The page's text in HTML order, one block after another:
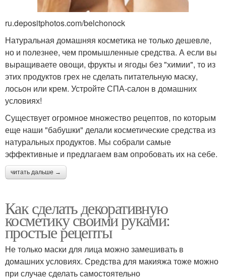
ru.depositphotos.com/belchonock
Натуральная домашняя косметика не только дешевле,
но и полезнее, чем промышленные средства. А если вы
выращиваете овощи, фрукты и ягоды без "химии", то из
этих продуктов грех не сделать питательную маску,
лосьон или крем. Устройте СПА-салон в домашних
условиях!
Существует огромное множество рецептов, по которым
еще наши "бабушки" делали косметические средства из
натуральных продуктов. Мы собрали самые
эффективные и предлагаем вам опробовать их на себе.
читать дальше →
Как сделать декоративную
косметику своими руками:
простые рецепты
Не только маски для лица можно замешивать в
домашних условиях. Средства для макияжа тоже можно
при случае сделать самостоятельно